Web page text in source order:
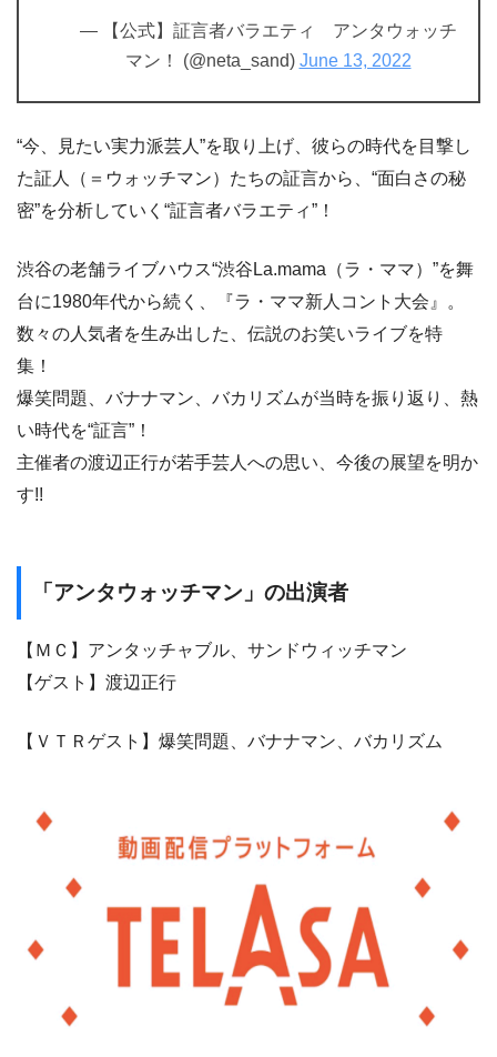
— 【公式】証言者バラエティ アンタウォッチ
マン！ (@neta_sand) June 13, 2022
“今、見たい実力派芸人”を取り上げ、彼らの時代を目撃し
た証人（＝ウォッチマン）たちの証言から、“面白さの秘
密”を分析していく“証言者バラエティ”！
渋谷の老舗ライブハウス“渋谷La.mama（ラ・ママ）”を舞
台に1980年代から続く、『ラ・ママ新人コント大会』。
数々の人気者を生み出した、伝説のお笑いライブを特
集！
爆笑問題、バナナマン、バカリズムが当時を振り返り、熱
い時代を“証言”！
主催者の渡辺正行が若手芸人への思い、今後の展望を明か
す!!
「アンタウォッチマン」の出演者
【ＭＣ】アンタッチャブル、サンドウィッチマン
【ゲスト】渡辺正行
【ＶＴＲゲスト】爆笑問題、バナナマン、バカリズム